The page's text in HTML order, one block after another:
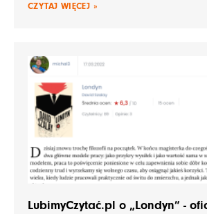
CZYTAJ WIĘCEJ »
LubimyCzytać.pl o „Londyn” -